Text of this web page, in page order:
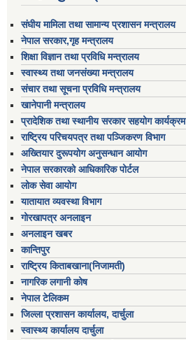
संघीय मामिला तथा सामान्य प्रशासन मन्त्रालय
नेपाल सरकार,गृह मन्त्रालय
शिक्षा विज्ञान तथा प्रविधि मन्त्रालय
स्वास्थ्य तथा जनसंख्या मन्त्रालय
संचार तथा सूचना प्रविधि मन्त्रालय
खानेपानी मन्त्रालय
प्रादेशिक तथा स्थानीय सरकार सहयोग कार्यक्रम
राष्ट्रिय परिचयपत्र तथा पञ्जिकरण विभाग
अख्तियार दुरूपयोग अनुसन्धान आयोग
नेपाल सरकारको आधिकारिक पोर्टल
लोक सेवा आयोग
यातायात व्यवस्था विभाग
गोरखापत्र अनलाइन
अनलाइन खबर
कान्तिपुर
राष्ट्रिय किताबखाना(निजामती)
नागरिक लगानी कोष
नेपाल टेलिकम
जिल्ला प्रशासन कार्यालय, दार्चुला
स्वास्थ्य कार्यालय दार्चुला